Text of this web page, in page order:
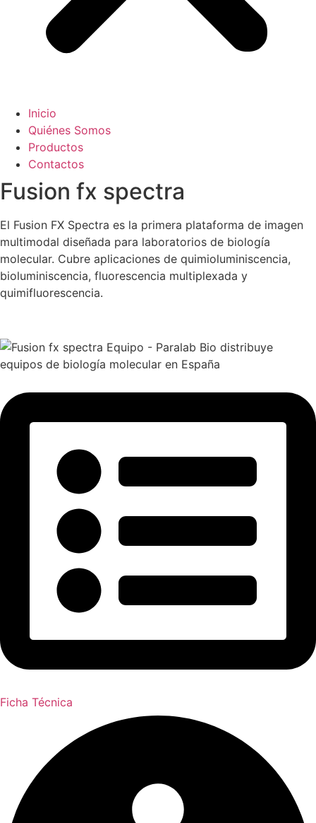
Inicio
Quiénes Somos
Productos
Contactos
Fusion fx spectra
El Fusion FX Spectra es la primera plataforma de imagen
multimodal diseñada para laboratorios de biología
molecular. Cubre aplicaciones de quimioluminiscencia,
bioluminiscencia, fluorescencia multiplexada y
quimifluorescencia.
Ficha Técnica